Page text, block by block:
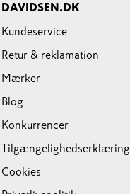
DAVIDSEN.DK
Kundeservice
Retur & reklamation
Mærker
Blog
Konkurrencer
Tilgængelighedserklæring
Cookies